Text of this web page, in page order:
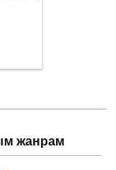
жанрам